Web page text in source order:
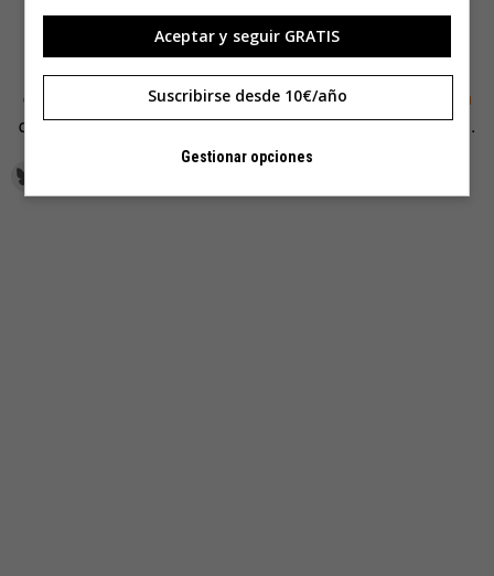
santa vez y no volváis a sacar el tema».
(Si no te has quedado lo suficientemente saciado de
conocimiento —o aburrido—, puedes leer
esta aclaración
que ha hecho recientemente la Real Academia Española).
Aceptar y seguir GRATIS
Suscribirse desde 10€/año
Gestionar opciones